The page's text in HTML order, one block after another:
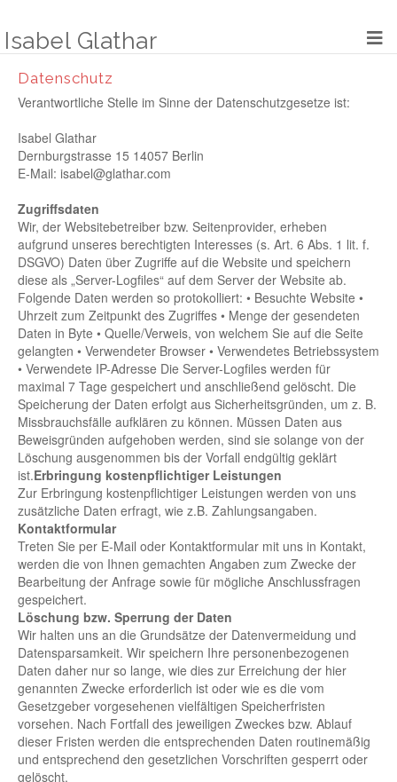
springen
Isabel Glathar
Datenschutz
Verantwortliche Stelle im Sinne der Datenschutzgesetze ist:
Isabel Glathar
Dernburgstrasse 15 14057 Berlin
E-Mail: isabel@glathar.com
Zugriffsdaten
Wir, der Websitebetreiber bzw. Seitenprovider, erheben
aufgrund unseres berechtigten Interesses (s. Art. 6 Abs. 1 lit. f.
DSGVO) Daten über Zugriffe auf die Website und speichern
diese als „Server-Logfiles“ auf dem Server der Website ab.
Folgende Daten werden so protokolliert: • Besuchte Website •
Uhrzeit zum Zeitpunkt des Zugriffes • Menge der gesendeten
Daten in Byte • Quelle/Verweis, von welchem Sie auf die Seite
gelangten • Verwendeter Browser • Verwendetes Betriebssystem
• Verwendete IP-Adresse Die Server-Logfiles werden für
maximal 7 Tage gespeichert und anschließend gelöscht. Die
Speicherung der Daten erfolgt aus Sicherheitsgründen, um z. B.
Missbrauchsfälle aufklären zu können. Müssen Daten aus
Beweisgründen aufgehoben werden, sind sie solange von der
Löschung ausgenommen bis der Vorfall endgültig geklärt
ist.Erbringung kostenpflichtiger Leistungen
Zur Erbringung kostenpflichtiger Leistungen werden von uns
zusätzliche Daten erfragt, wie z.B. Zahlungsangaben.
Kontaktformular
Treten Sie per E-Mail oder Kontaktformular mit uns in Kontakt,
werden die von Ihnen gemachten Angaben zum Zwecke der
Bearbeitung der Anfrage sowie für mögliche Anschlussfragen
gespeichert.
Löschung bzw. Sperrung der Daten
Wir halten uns an die Grundsätze der Datenvermeidung und
Datensparsamkeit. Wir speichern Ihre personenbezogenen
Daten daher nur so lange, wie dies zur Erreichung der hier
genannten Zwecke erforderlich ist oder wie es die vom
Gesetzgeber vorgesehenen vielfältigen Speicherfristen
vorsehen. Nach Fortfall des jeweiligen Zweckes bzw. Ablauf
dieser Fristen werden die entsprechenden Daten routinemäßig
und entsprechend den gesetzlichen Vorschriften gesperrt oder
gelöscht.